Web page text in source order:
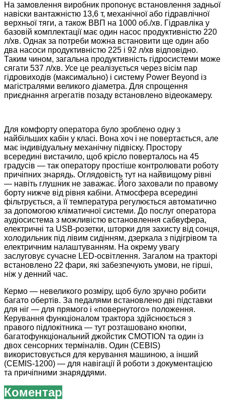
На замовлення виробник пропонує встановлення задньої
навіски вантажністю 13,6 т, механічної або гідравлічної
верхньої тяги, а також ВВП на 1000 об./хв. Гідравліка у
базовій комплектації має один насос продуктивністю 220
л/хв. Однак за потреби можна встановити ще один або
два насоси продуктивністю 225 і 92 л/хв відповідно.
Таким чином, загальна продуктивність гідросистеми може
сягати 537 л/хв. Усе це реалізується через вісім пар
гідровиходів (максимально) і систему Power Beyond із
магістралями великого діаметра. Для спрощення
приєднання агрегатів позаду встановлено відеокамеру.
Для комфорту оператора було зроблено одну з
найбільших кабін у класі. Вона хоч і не повертається, але
має індивідуальну механічну підвіску. Простору
всередині вистачило, щоб крісло поверталось на 45
градусів — так оператору простіше контролювати роботу
причіпних знарядь. Оглядовість тут на найвищому рівні
— навіть глушник не заважає. Його заховали по правому
борту нижче від рівня кабіни. Атмосфера всередині
фільтрується, а її температура регулюється автоматично
за допомогою кліматичної системи. До послуг оператора
аудіосистема з можливістю встановлення сабвуфера,
електричні та USB-розетки, шторки для захисту від сонця,
холодильник під лівим сидінням, дзеркала з підігрівом та
електричним налаштуванням. На окрему увагу
заслуговує сучасне LED-освітлення. Загалом на тракторі
встановлено 22 фари, які забезпечують умови, не гірші,
ніж у денний час.
Кермо — невеликого розміру, щоб було зручно робити
багато обертів. За педалями встановлено дві підставки
для ніг — для прямого і «повернутого» положення.
Керування функціоналом трактора здійснюється з
правого підлокітника — тут розташовано кнопки,
багатофункціональний джойстик CMOTION та один із
двох сенсорних терміналів. Один (CEBIS)
використовується для керування машиною, а інший
(CEMIS-1200) — для навігації й роботи з документацією
та причіпними знаряддями.
Коментар